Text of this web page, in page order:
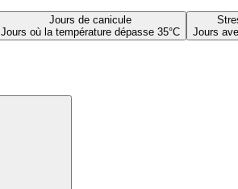
Jours de canicule
Jours où la température dépasse 35°C
Jours